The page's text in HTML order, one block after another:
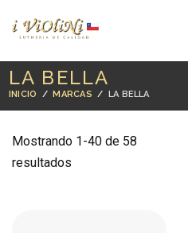
LA BELLA
INICIO /MARCAS / LA BELLA
Mostrando 1-40 de 58
resultados